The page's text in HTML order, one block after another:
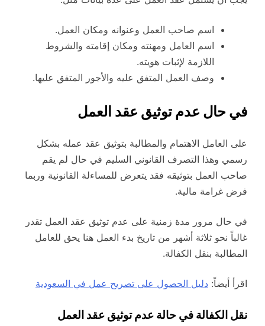
اسم صاحب العمل وعنوانه ومكان العمل.
اسم العامل ومهنته ومكان إقامته والشروط
اللازمة لإثبات هويته.
وصف العمل المتفق عليه والأجور المتفق عليها.
في حال عدم توثيق عقد العمل
على العامل الاهتمام والمطالبة بتوثيق عقد عمله بشكل
رسمي وهذا التصرف القانوني السليم في حال لم يقم
صاحب العمل بتوثيقه فقد يتعرض للمساءلة القانونية وربما
فرض غرامة مالية.
في حال مرور مدة زمنية على عدم توثيق عقد العمل تقدر
غالباً نحو ثلاثة أشهر من تاريخ بدء العمل هنا يحق للعامل
المطالبة بنقل الكفالة.
اقرأ أيضاً: دليل الحصول على تصريح عمل في السعودية
نقل الكفالة في حالة عدم توثيق عقد العمل